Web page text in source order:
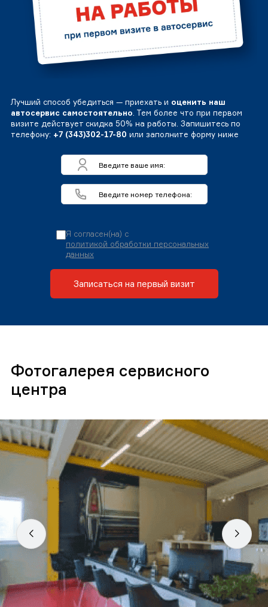
Лучший способ убедиться — приехать и оценить наш
автосервис самостоятельно. Тем более что при первом
визите действует скидка 50% на работы. Запишитесь по
телефону: +7 (343)302-17-80 или заполните форму ниже
Я согласен(на) с
политикой обработки персональных
данных
Записаться на первый визит
Фотогалерея сервисного
центра